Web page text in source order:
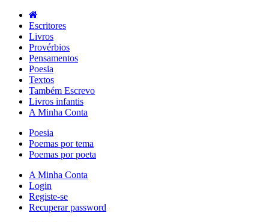
Escritores
Livros
Provérbios
Pensamentos
Poesia
Textos
Também Escrevo
Livros infantis
A Minha Conta
Poesia
Poemas por tema
Poemas por poeta
A Minha Conta
Login
Registe-se
Recuperar password